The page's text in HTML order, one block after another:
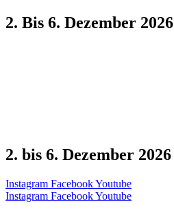
2. Bis 6. Dezember 2026
2. bis 6. Dezember 2026
Instagram FacebookYoutube
Instagram FacebookYoutube